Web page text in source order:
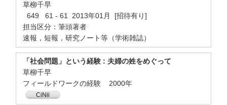
草柳千早
649 61 - 61 2013年01月 [招待有り]
担当区分：筆頭著者
速報，短報，研究ノート等（学術雑誌）
「社会問題」という経験 : 夫婦の姓をめぐって
草柳千早
フィールドワークの経験 2000年
CiNii